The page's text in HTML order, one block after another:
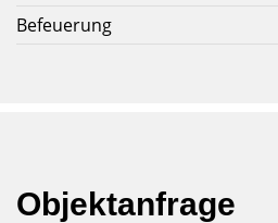
Befeuerung
Objektanfrage